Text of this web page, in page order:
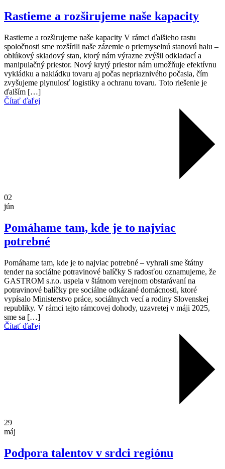
Rastieme a rozširujeme naše kapacity
Rastieme a rozširujeme naše kapacity V rámci ďalšieho rastu
spoločnosti sme rozšírili naše zázemie o priemyselnú stanovú halu –
oblúkový skladový stan, ktorý nám výrazne zvýšil odkladací a
manipulačný priestor. Nový krytý priestor nám umožňuje efektívnu
vykládku a nakládku tovaru aj počas nepriaznivého počasia, čím
zvyšujeme plynulosť logistiky a ochranu tovaru. Toto riešenie je
ďalším […]
Čítať ďaľej
02
jún
Pomáhame tam, kde je to najviac
potrebné
Pomáhame tam, kde je to najviac potrebné – vyhrali sme štátny
tender na sociálne potravinové balíčky S radosťou oznamujeme, že
GASTROM s.r.o. uspela v štátnom verejnom obstarávaní na
potravinové balíčky pre sociálne odkázané domácnosti, ktoré
vypísalo Ministerstvo práce, sociálnych vecí a rodiny Slovenskej
republiky. V rámci tejto rámcovej dohody, uzavretej v máji 2025,
sme sa […]
Čítať ďaľej
29
máj
Podpora talentov v srdci regiónu